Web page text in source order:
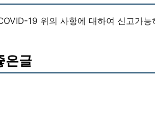
19 위의 사항에 대하여 신고가
은글